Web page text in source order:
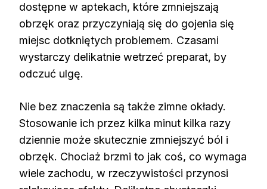
dostępne w aptekach, które zmniejszają
obrzęk oraz przyczyniają się do gojenia się
miejsc dotkniętych problemem. Czasami
wystarczy delikatnie wetrzeć preparat, by
odczuć ulgę.
Nie bez znaczenia są także zimne okłady.
Stosowanie ich przez kilka minut kilka razy
dziennie może skutecznie zmniejszyć ból i
obrzęk. Chociaż brzmi to jak coś, co wymaga
wiele zachodu, w rzeczywistości przynosi